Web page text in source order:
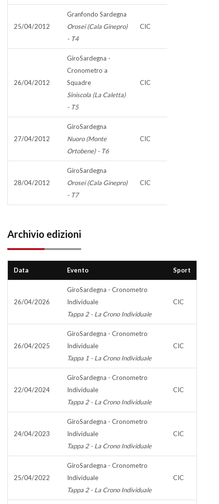
25/04/2012
Granfondo Sardegna
Orosei (Cala Ginepro)
- T4
CIC
26/04/2012
GiroSardegna -
Cronometro a
Squadre
Siniscola (La Caletta)
- T5
CIC
27/04/2012
GiroSardegna
Nuoro (Monte
Ortobene) - T6
CIC
28/04/2012
GiroSardegna
Orosei (Cala Ginepro)
- T7
CIC
Archivio edizioni
Data Evento Sport
26/04/2026
GiroSardegna - Cronometro
Individuale
Tappa 2 - La Crono Individuale
CIC
26/04/2025
GiroSardegna - Cronometro
Individuale
Tappa 1 - La Crono Individuale
CIC
22/04/2024
GiroSardegna - Cronometro
Individuale
Tappa 2 - La Crono Individuale
CIC
24/04/2023
GiroSardegna - Cronometro
Individuale
Tappa 2 - La Crono Individuale
CIC
25/04/2022
GiroSardegna - Cronometro
Individuale
Tappa 2 - La Crono Individuale
CIC